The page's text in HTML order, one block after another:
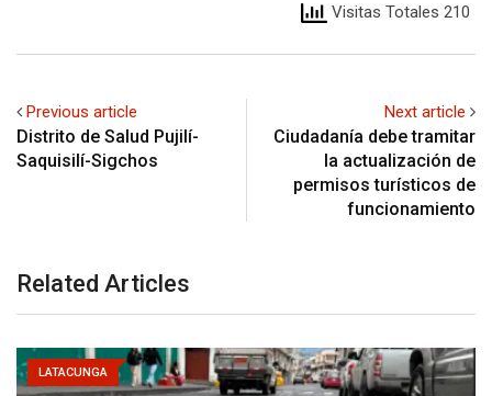
Visitas Totales 210
Previous article
Distrito de Salud Pujilí-
Saquisilí-Sigchos
Next article
Ciudadanía debe tramitar
la actualización de
permisos turísticos de
funcionamiento
Related Articles
LATACUNGA